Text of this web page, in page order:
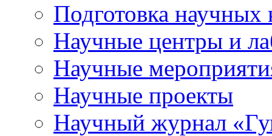
Подготовка научных
Научные центры и
Научные
Научные проекты
Научный журнал «